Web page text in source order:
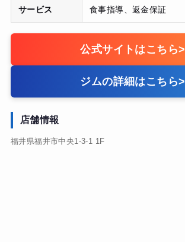
サービス 食事指導、返金保証
公式サイトはこちら>
ジムの詳細はこちら>
店舗情報
福井県福井市中央1-3-1 1F